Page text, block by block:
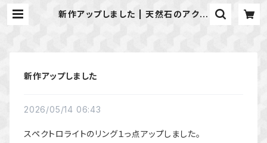
新作アップしました | 天然石のアクセ
新作アップしました
2026/05/14 06:43
スペクトロライトのリング１っ点アップしました。